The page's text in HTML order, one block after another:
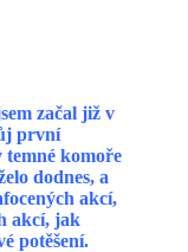
začal již v
první
komoře
dodnes, a
akcí,
akcí, jak
potěšení.